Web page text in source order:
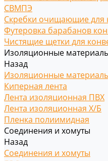
СВМПЭ
Скребки очищающие для
Футеровка барабанов
Чистящие щетки для
Изоляционные
Назад
Изоляционные
Киперная лента
Лента изоляционная ПВХ
Лента изоляционная Х/Б
Пленка полиимидная
Соединения и хомуты
Назад
Соединения и хомуты